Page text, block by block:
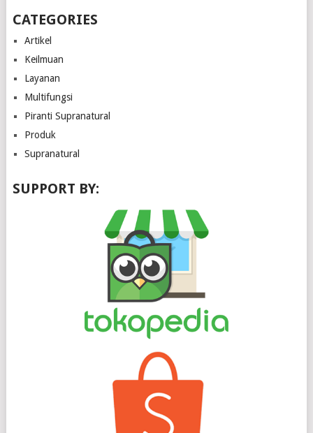
CATEGORIES
Artikel
Keilmuan
Layanan
Multifungsi
Piranti Supranatural
Produk
Supranatural
SUPPORT BY: